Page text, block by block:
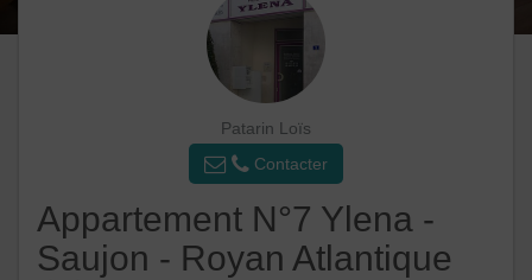
Patarin Loïs
Contacter
Appartement N°7 Ylena -
Saujon - Royan Atlantique